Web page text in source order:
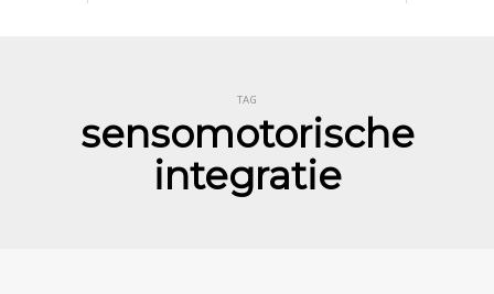
TAG
sensomotorische
integratie